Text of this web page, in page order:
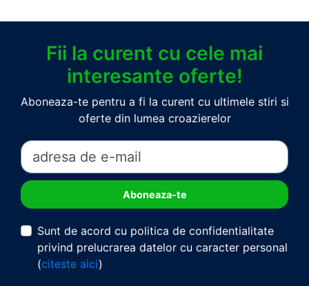
Fii la curent cu cele mai
interesante oferte!
Aboneaza-te pentru a fi la curent cu ultimele stiri si
oferte din lumea croazierelor
Sunt de acord cu politica de confidentialitate
privind prelucrarea datelor cu caracter personal
(citeste aici)